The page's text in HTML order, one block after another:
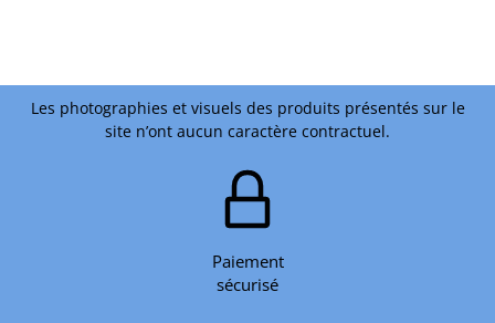
Les photographies et visuels des produits présentés sur le
site n’ont aucun caractère contractuel.
Paiement
sécurisé